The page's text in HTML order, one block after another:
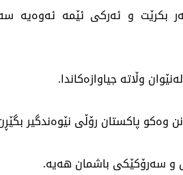
بكرێت و ئه‌ركی‌ ئێمه‌ ئه‌وه‌یه‌
وڵاته‌ جیاوازه‌كاندا.
وه‌كو پاكستان رۆڵی‌ نێوه‌ندگیر
و سه‌رۆكێكی‌ باشمان هه‌یه‌.